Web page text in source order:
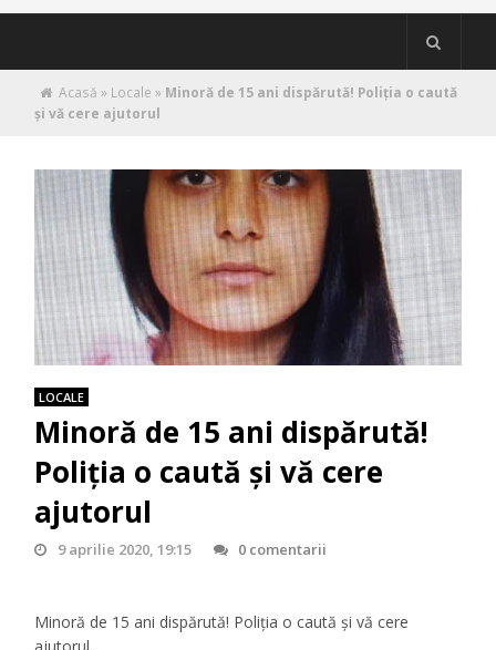
Acasă » Locale » Minoră de 15 ani dispărută! Poliţia o caută
şi vă cere ajutorul
LOCALE
Minoră de 15 ani dispărută!
Poliţia o caută şi vă cere
ajutorul
9 aprilie 2020, 19:15 0 comentarii
Minoră de 15 ani dispărută! Poliţia o caută şi vă cere